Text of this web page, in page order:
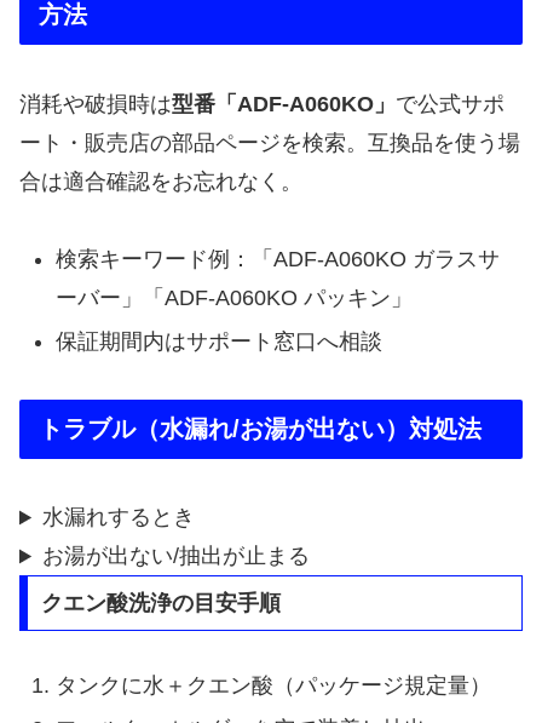
方法
消耗や破損時は型番「ADF-A060KO」 で公式サポ
ート・販売店の部品ページを検索。互換品を使う場
合は適合確認をお忘れなく。
検索キーワード例：「ADF-A060KO ガラスサ
ーバー」「ADF-A060KO パッキン」
保証期間内はサポート窓口へ相談
トラブル（水漏れ/お湯が出ない）対処法
水漏れするとき
お湯が出ない/抽出が止まる
クエン酸洗浄の目安手順
タンクに水＋クエン酸（パッケージ規定量）